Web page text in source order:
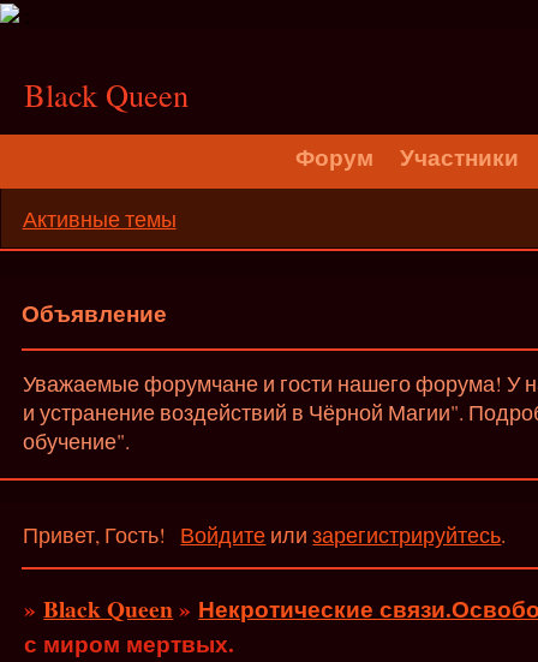
Black Queen
Форум Участники
Активные темы
Объявление
Уважаемые форумчане и гости нашего форума! У
и устранение воздействий в Чёрной Магии".
обучение".
Привет, Гость! Войдите илизарегистрируйтесь.
»Black Queen» Некротические
с миром мертвых.